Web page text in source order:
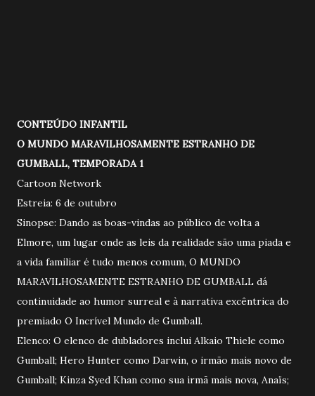
CONTEÚDO INFANTIL
O MUNDO MARAVILHOSAMENTE ESTRANHO DE
GUMBALL, TEMPORADA 1
Cartoon Network
Estreia: 6 de outubro
Sinopse: Dando as boas-vindas ao público de volta a
Elmore, um lugar onde as leis da realidade são uma piada e
a vida familiar é tudo menos comum, O MUNDO
MARAVILHOSAMENTE ESTRANHO DE GUMBALL dá
continuidade ao humor surreal e à narrativa excêntrica do
premiado O Incrível Mundo de Gumball.
Elenco: O elenco de dubladores inclui Alkaio Thiele como
Gumball; Hero Hunter como Darwin, o irmão mais novo de
Gumball; Kinza Syed Khan como sua irmã mais nova, Anaïs;